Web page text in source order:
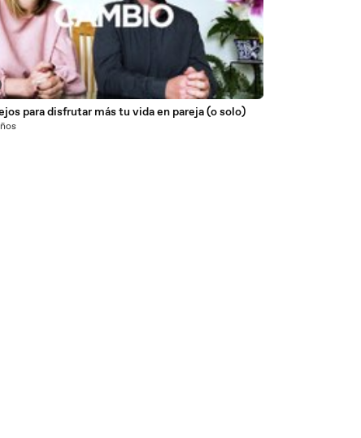
para disfrutar más tu vida en pareja (o solo)